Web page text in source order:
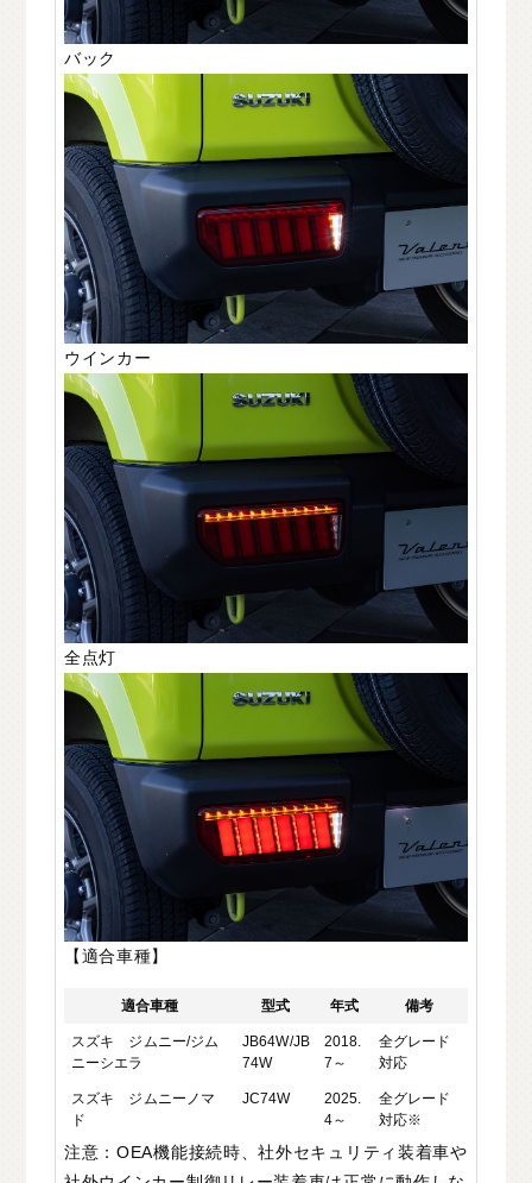
バック
ウインカー
全点灯
【適合車種】
適合車種 型式 年式 備考
スズキ ジムニー/ジム
ニーシエラ
JB64W/JB
74W
2018.
7～
全グレード
対応
スズキ ジムニーノマ
ド
JC74W
2025.
4～
全グレード
対応※
注意：OEA機能接続時、社外セキュリティ装着車や